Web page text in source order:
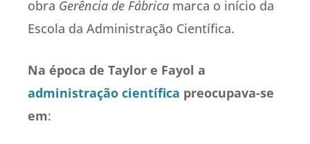
obra Gerência de Fábrica marca o início da
Escola da Administração Científica.
Na época de Taylor e Fayol a
administração científica preocupava-se
em: